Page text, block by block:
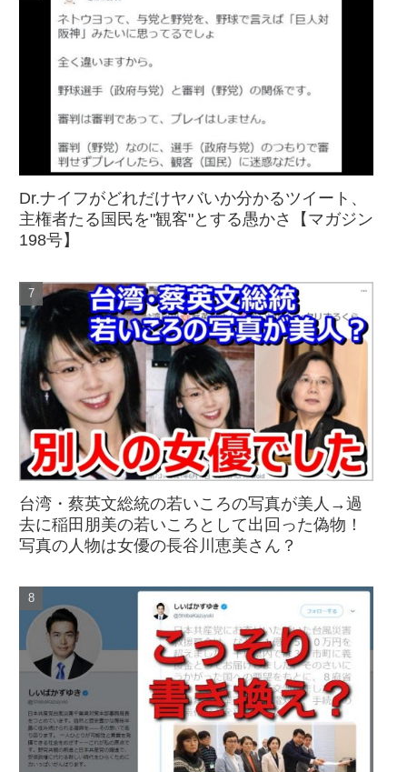
Dr.ナイフがどれだけヤバいか分かるツイート、
主権者たる国民を"観客"とする愚かさ【マガジン
198号】
台湾・蔡英文総統の若いころの写真が美人→過
去に稲田朋美の若いころとして出回った偽物！
写真の人物は女優の長谷川恵美さん？